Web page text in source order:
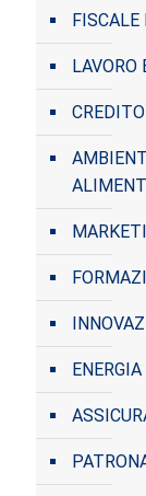
FISCALE
LAVORO
ENERGIA